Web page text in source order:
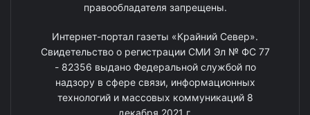
правообладателя запрещены.
Интернет-портал газеты «Крайний Север».
Свидетельство о регистрации СМИ Эл № ФС 77
- 82356 выдано Федеральной службой по
надзору в сфере связи, информационных
технологий и массовых коммуникаций 8